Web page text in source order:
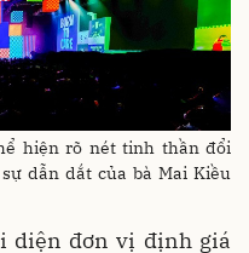
hiện rõ nét tinh thần đổi
dẫn dắt của bà Mai Kiều
diện đơn vị định giá